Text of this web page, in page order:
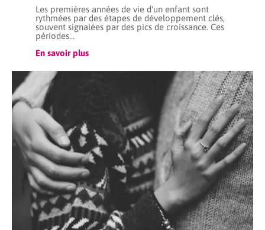
Les premières années de vie d'un enfant sont
rythmées par des étapes de développement clés,
souvent signalées par des pics de croissance. Ces
périodes…
En savoir plus